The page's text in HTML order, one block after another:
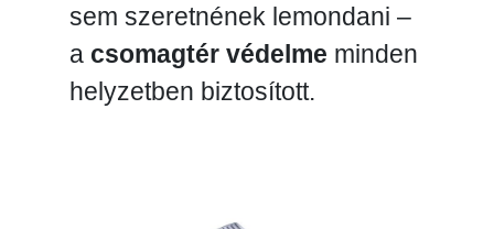
sem szeretnének lemondani –
a csomagtér védelme minden
helyzetben biztosított.